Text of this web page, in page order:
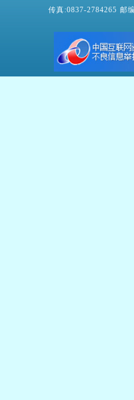
传真:0837-2784265 邮